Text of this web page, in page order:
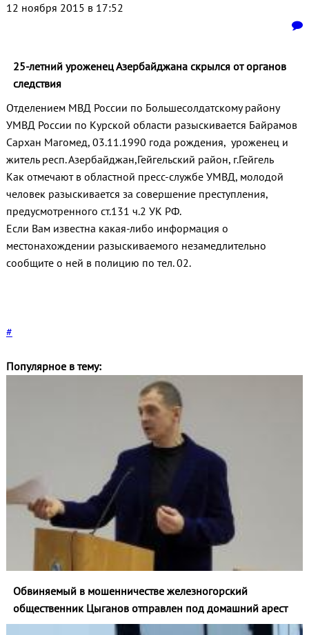
12 ноября 2015 в 17:52
25-летний уроженец Азербайджана скрылся от органов
следствия
Отделением МВД России по Большесолдатскому району
УМВД России по Курской области разыскивается Байрамов
Сархан Магомед, 03.11.1990 года рождения, уроженец и
житель респ. Азербайджан,Гейгельский район, г.Гейгель
Как отмечают в областной пресс-службе УМВД, молодой
человек разыскивается за совершение преступления,
предусмотренного ст.131 ч.2 УК РФ.
Если Вам известна какая-либо информация о
местонахождении разыскиваемого незамедлительно
сообщите о ней в полицию по тел. 02.
#
Популярное в тему:
Обвиняемый в мошенничестве железногорский
общественник Цыганов отправлен под домашний арест